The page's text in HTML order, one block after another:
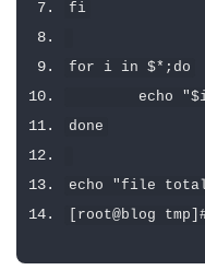
fi
for i in $*; do
        echo
done
echo
"file
root@blog tmp